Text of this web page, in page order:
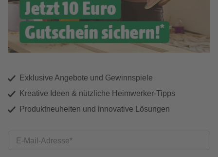
Exklusive Angebote und Gewinnspiele
Kreative Ideen & nützliche Heimwerker-Tipps
Produktneuheiten und innovative Lösungen
E-Mail-Adresse